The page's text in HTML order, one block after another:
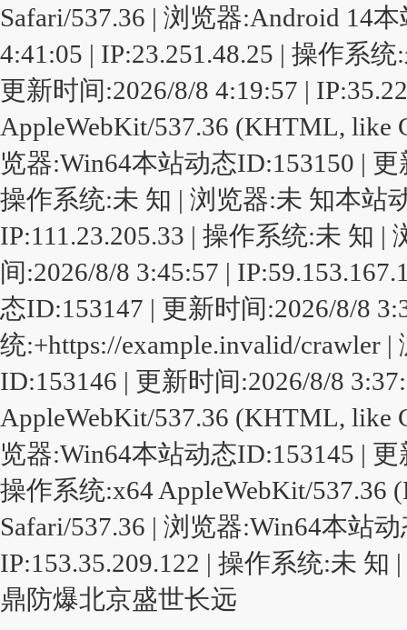
Safari/537.36 | 浏览器:Android 14
4:41:05 | IP:23.251.48.25 | 操作系
更新时间:2026/8/8 4:19:57 |
AppleWebKit/537.36 (KHTML, like
览器:Win64本站动态ID:153150 | 更
操作系统:未 知 | 浏览器:未 知本站
IP:111.23.205.33 | 操作系统:未 知
间:2026/8/8 3:45:57 |
态ID:153147 | 更新时间:2026/8/8
统:+https://example.invalid/crawler
ID:153146 | 更新时间:2026/8/8
AppleWebKit/537.36 (KHTML, like
览器:Win64本站动态ID:153145 | 更
操作系统:x64 AppleWebKit/537.36
Safari/537.36 | 浏览器:Win64本站
IP:153.35.209.122 | 操作系统:未 知
鼎防爆北京盛世长远